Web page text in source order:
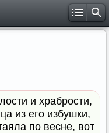
и храбрости,
из его избушки,
по весне, вот